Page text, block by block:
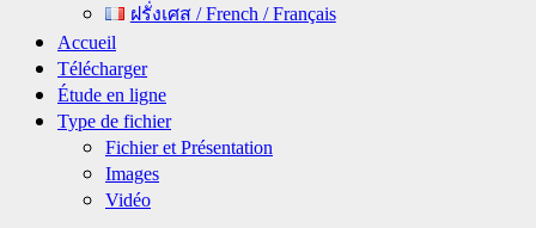
ฝรั่งเศส / French / Français
Accueil
Télécharger
Étude en ligne
Type de fichier
Fichier et Présentation
Images
Vidéo